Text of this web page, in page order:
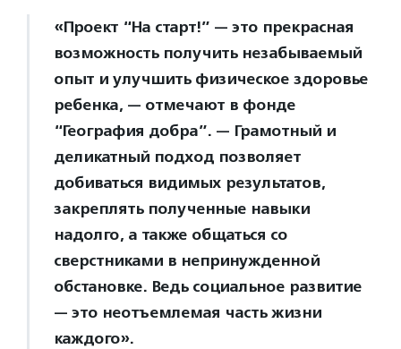
«Проект “На старт!” — это прекрасная
возможность получить незабываемый
опыт и улучшить физическое здоровье
ребенка, — отмечают в фонде
“География добра”. — Грамотный и
деликатный подход позволяет
добиваться видимых результатов,
закреплять полученные навыки
надолго, а также общаться со
сверстниками в непринужденной
обстановке. Ведь социальное развитие
— это неотъемлемая часть жизни
каждого».